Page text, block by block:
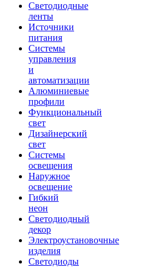
Светодиодные
ленты
Источники
питания
Системы
управления
и
автоматизации
Алюминиевые
профили
Функциональный
свет
Дизайнерский
свет
Системы
освещения
Наружное
освещение
Гибкий
неон
Светодиодный
декор
Электроустановочные
изделия
Светодиоды